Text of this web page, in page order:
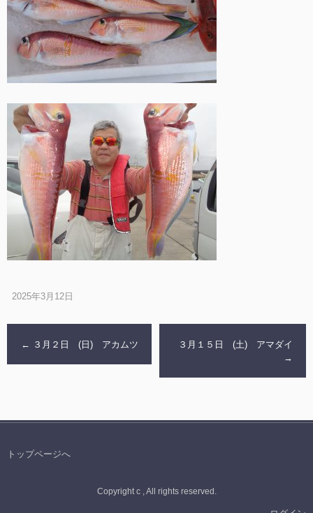
2025年3月12日
← ３月２日 (日) アカムツ
３月１５日 (土) アマダイ
→
トップページへ
Copyright c , All rights reserved.